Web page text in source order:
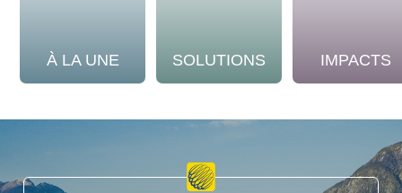
À LA UNE SOLUTIONS IMPACTS